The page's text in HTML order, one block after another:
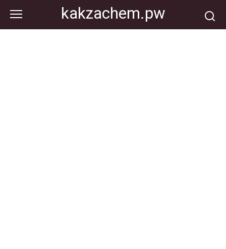
контенту
kakzachem.pw